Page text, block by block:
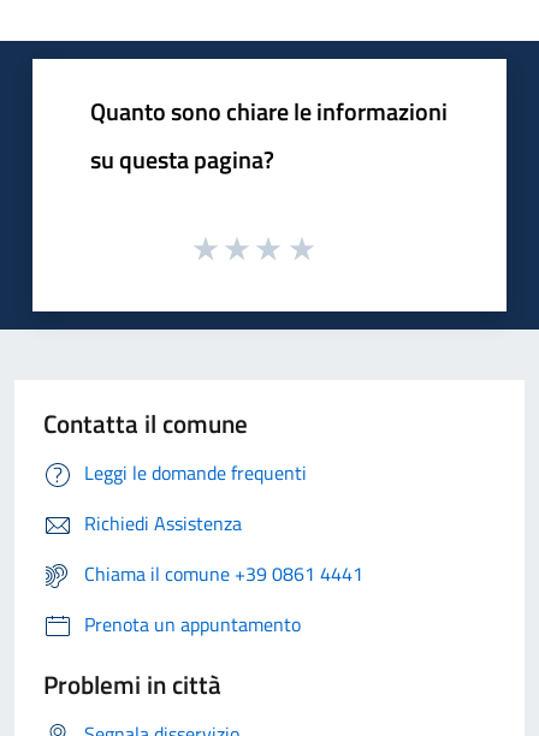
Quanto sono chiare le informazioni
su questa pagina?
Contatta il comune
Leggi le domande frequenti
Richiedi Assistenza
Chiama il comune +39 0861 4441
Prenota un appuntamento
Problemi in città